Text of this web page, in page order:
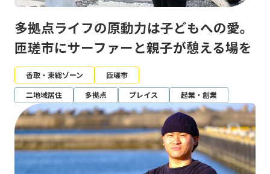
多拠点ライフの原動力は子どもへの愛。
匝瑳市にサーファーと親子が憩える場を
香取・東総ゾーン
匝瑳市
二地域居住
多拠点 プレイス 起業・創業